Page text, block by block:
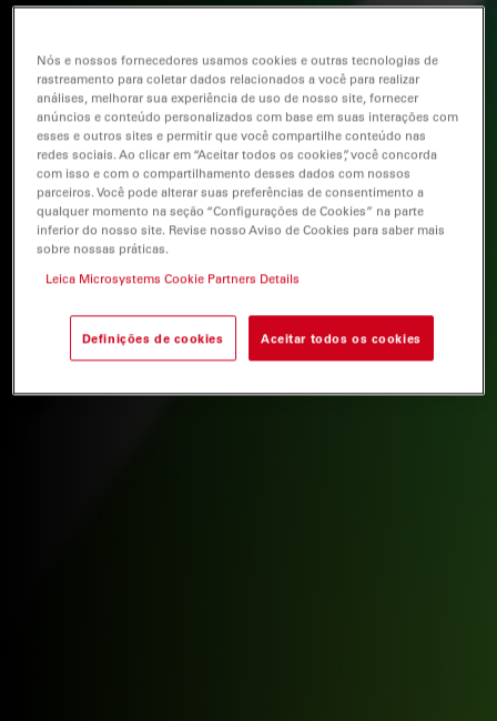
Nós e nossos fornecedores usamos cookies e outras tecnologias de
rastreamento para coletar dados relacionados a você para realizar
análises, melhorar sua experiência de uso de nosso site, fornecer
anúncios e conteúdo personalizados com base em suas interações com
esses e outros sites e permitir que você compartilhe conteúdo nas
redes sociais. Ao clicar em “Aceitar todos os cookies”, você concorda
com isso e com o compartilhamento desses dados com nossos
parceiros. Você pode alterar suas preferências de consentimento a
qualquer momento na seção “Configurações de Cookies” na parte
inferior do nosso site. Revise nosso Aviso de Cookies para saber mais
sobre nossas práticas.
Leica Microsystems Cookie Partners Details
Definições de cookies Aceitar todos os cookies